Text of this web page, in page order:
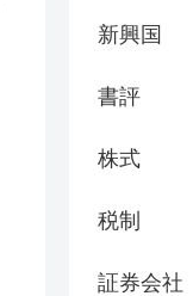
新興国
書評
株式
税制
証券会社